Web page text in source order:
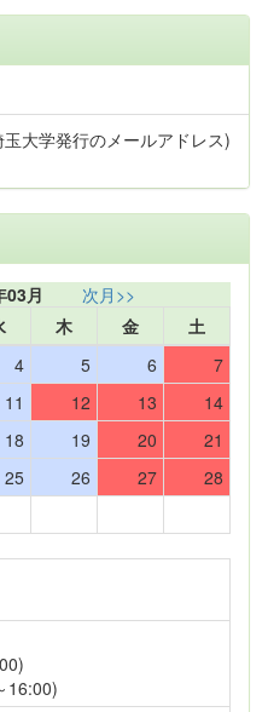
大学発行のメールアドレス)
03月
次月>>
木 金
土
4 5 6
7
11 12 13
14
18 19 20
21
25 26 27
28
16:00)